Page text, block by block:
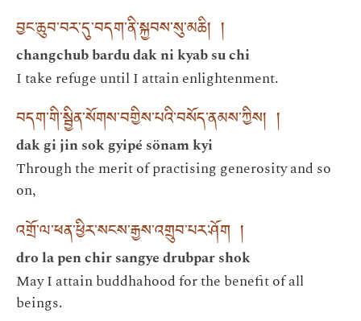
བྱང་ཆུབ་བར་དུ་བདག་ནི་སྐྱབས་སུ་མཆི། །
changchub bardu dak ni kyab su chi
I take refuge until I attain enlightenment.
བདག་གི་སྦྱིན་སོགས་བགྱིས་པའི་བསོད་ནམས་ཀྱིས། །
dak gi jin sok gyipé sönam kyi
Through the merit of practising generosity and so
on,
འགྲོ་ལ་ཕན་ཕྱིར་སངས་རྒྱས་འགྲུབ་པར་ཤོག །
dro la pen chir sangye drubpar shok
May I attain buddhahood for the benefit of all
beings.